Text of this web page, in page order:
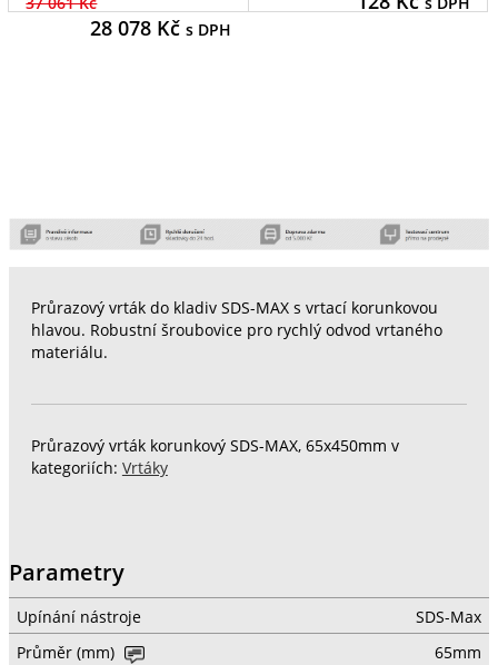
28 078Kč s DPH
Průrazový vrták do kladiv SDS-MAX s vrtací korunkovou
hlavou. Robustní šroubovice pro rychlý odvod vrtaného
materiálu.
Průrazový vrták korunkový SDS-MAX, 65x450mm v
kategoriích: Vrtáky
Parametry
Upínání nástroje
SDS-Max
Průměr (mm)
65mm